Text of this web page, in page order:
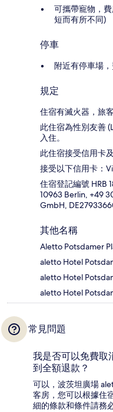
可攜帶寵物，
短而有所不同)
停車
附近有停車場
規定
住宿有滅火器，旅
此住宿為性別友善
入住。
此住宿接受信用卡
接受以下信用卡：
住宿登記編號 HRB
10963 Berlin, +49
GmbH,
其他名稱
Aletto Potsdamer
aletto Hotel
aletto Hotel
aletto Hotel
常見問題
我是否可以免費
到全額退款？
可以，波茨坦廣場
客房，您可以根據住
細的條款和條件請務